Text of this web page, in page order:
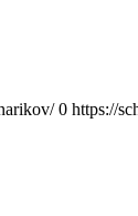
0 https://